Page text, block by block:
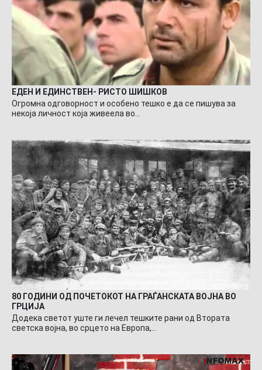
ЕДЕН И ЕДИНСТВЕН- РИСТО ШИШКОВ
Огромна одговорност и особено тешко е да се пишува за
некоја личност која живеела во…
80 ГОДИНИ ОД ПОЧЕТОКОТ НА ГРАЃАНСКАТА ВОЈНА ВО
ГРЦИЈА
Додека светот уште ги лечел тешките рани од Втората
светска војна, во срцето на Европа,…